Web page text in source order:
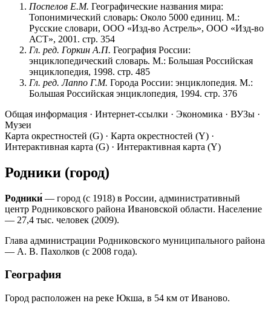
Поспелов Е.М. Географические названия мира:
Топонимический словарь: Около 5000 единиц. М.:
Русские словари, ООО «Изд-во Астрель», ООО «Изд-во
АСТ», 2001. стр. 354
Гл. ред. Горкин А.П. География России:
энциклопедический словарь. М.: Большая Российская
энциклопедия, 1998. стр. 485
Гл. ред. Лаппо Г.М. Города России: энциклопедия. М.:
Большая Российская энциклопедия, 1994. стр. 376
Общая информация · Интернет-ссылки · Экономика · ВУЗы ·
Музеи
Карта окрестностей (G) · Карта окрестностей (Y) ·
Интерактивная карта (G) · Интерактивная карта (Y)
Родники (город)
Родники́ — город (с 1918) в России, административный
центр Родниковского района Ивановской области. Население
— 27,4 тыс. человек (2009).
Глава администрации Родниковского муниципального района
— А. В. Пахолков (с 2008 года).
География
Город расположен на реке Юкша, в 54 км от Иваново.